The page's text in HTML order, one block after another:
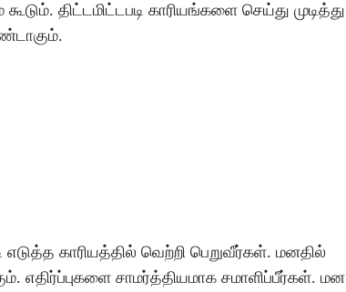
கூடும். திட்டமிட்டபடி காரியங்களை செய்து முடித்து
.
எடுத்த காரியத்தில் வெற்றி பெறுவீர்கள். மனதில்
. எதிர்ப்புகளை சாமர்த்தியமாக சமாளிப்பீர்கள். மன